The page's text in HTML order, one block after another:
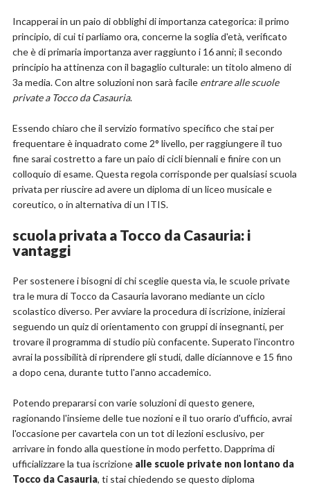
Incapperai in un paio di obblighi di importanza categorica: il primo
principio, di cui ti parliamo ora, concerne la soglia d'età, verificato
che è di primaria importanza aver raggiunto i 16 anni; il secondo
principio ha attinenza con il bagaglio culturale: un titolo almeno di
3a media. Con altre soluzioni non sarà facile entrare alle scuole
private a Tocco da Casauria.
Essendo chiaro che il servizio formativo specifico che stai per
frequentare è inquadrato come 2° livello, per raggiungere il tuo
fine sarai costretto a fare un paio di cicli biennali e finire con un
colloquio di esame. Questa regola corrisponde per qualsiasi scuola
privata per riuscire ad avere un diploma di un liceo musicale e
coreutico, o in alternativa di un ITIS.
scuola privata a Tocco da Casauria: i
vantaggi
Per sostenere i bisogni di chi sceglie questa via, le scuole private
tra le mura di Tocco da Casauria lavorano mediante un ciclo
scolastico diverso. Per avviare la procedura di iscrizione, inizierai
seguendo un quiz di orientamento con gruppi di insegnanti, per
trovare il programma di studio più confacente. Superato l'incontro
avrai la possibilità di riprendere gli studi, dalle diciannove e 15 fino
a dopo cena, durante tutto l'anno accademico.
Potendo prepararsi con varie soluzioni di questo genere,
ragionando l'insieme delle tue nozioni e il tuo orario d'ufficio, avrai
l'occasione per cavartela con un tot di lezioni esclusivo, per
arrivare in fondo alla questione in modo perfetto. Dapprima di
ufficializzare la tua iscrizione alle scuole private non lontano da
Tocco da Casauria, ti stai chiedendo se questo diploma